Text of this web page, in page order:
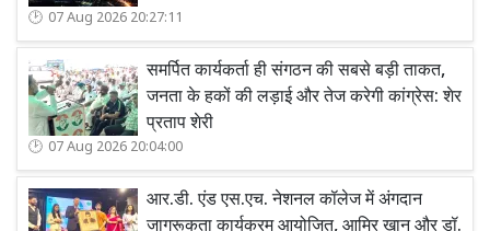
07 Aug 2026 20:27:11
समर्पित कार्यकर्ता ही संगठन की सबसे बड़ी ताकत,
जनता के हकों की लड़ाई और तेज करेगी कांग्रेस: शेर
प्रताप शेरी
07 Aug 2026 20:04:00
आर.डी. एंड एस.एच. नेशनल कॉलेज में अंगदान